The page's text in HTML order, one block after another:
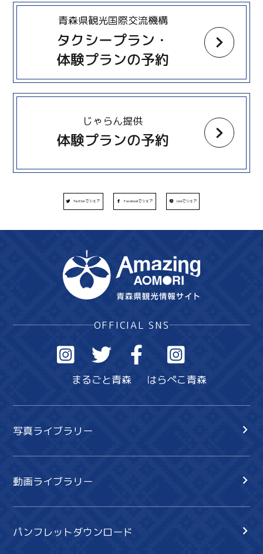
タクシープラン・
体験プランの予約
青森県観光国際交流機構
more
体験プランの予約
じゃらん提供
more
Twitterでシェア Facebookでシェア Lineでシェア
OFFICIAL SNS
まるごと青森 はらぺこ青森
写真ライブラリー
動画ライブラリー
パンフレットダウンロード